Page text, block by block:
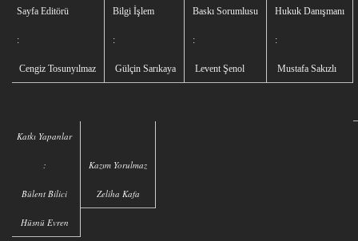
Sayfa Editörü
:
Cengiz Tosunyılmaz
Bilgi İşlem
:
Gülçin Sarıkaya
Baskı Sorumlusu
:
Levent Şenol
Hukuk Danışmanı
:
Mustafa Sakızlı
Katkı Yapanlar
:
Bülent Bilici
Hüsnü Evren
Kazım Yorulmaz
Zeliha Kafa